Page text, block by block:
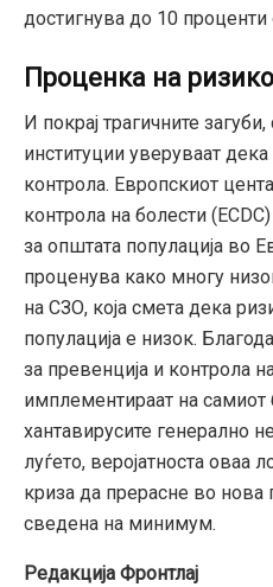
достигнува до 10 проценти
Проценка на
И покрај трагичните
институции уверуваат дека
контрола. Европскиот
контрола на болести
за општата популација во
проценува како многу
на СЗО, која смета дека
популација е низок.
за превенција и контрола
имплементираат на самиот
хантавирусите генерално
луѓето, веројатноста оваа
криза да прерасне во нова
сведена на минимум.
Редакција Фронтлај